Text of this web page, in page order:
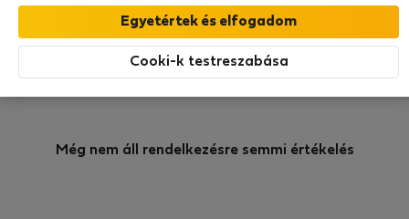
Még nem áll rendelkezésre semmi értékelés
Cooki-k testreszabása